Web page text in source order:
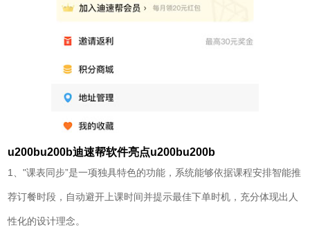
u200bu200b迪速帮软件亮点u200bu200b
1、"课表同步”是一项独具特色的功能，系统能够依据课程安排智能推
荐订餐时段，自动避开上课时间并提示最佳下单时机，充分体现出人
性化的设计理念。